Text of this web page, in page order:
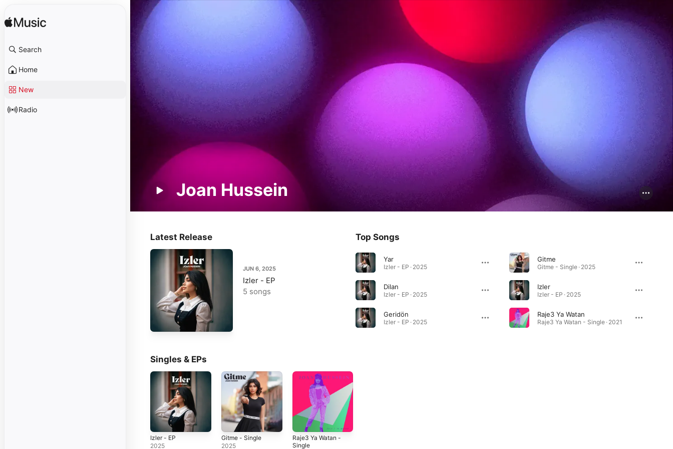
Search
Home
New
Radio
Joan Hussein
Latest Release
JUN 6, 2025
Izler - EP
5 songs
Top Songs
Yar
Izler - EP · 2025
Dilan
Izler - EP · 2025
Geridön
Izler - EP · 2025
Gitme
Gitme - Single · 2025
Izler
Izler - EP · 2025
Raje3 Ya Watan
Raje3 Ya Watan - Single · 2021
Singles & EPs
Izler - EP
2025
Gitme - Single
2025
Raje3 Ya Watan -
Single